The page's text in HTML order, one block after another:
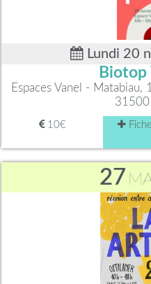
Lundi 20
Biotop
Espaces Vanel - Matabiau,
31500
10€
27